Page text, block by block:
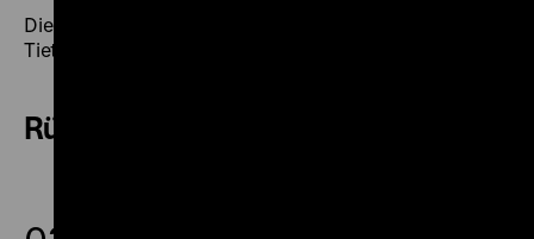
Die Reihe
Tietke.
Rückblick